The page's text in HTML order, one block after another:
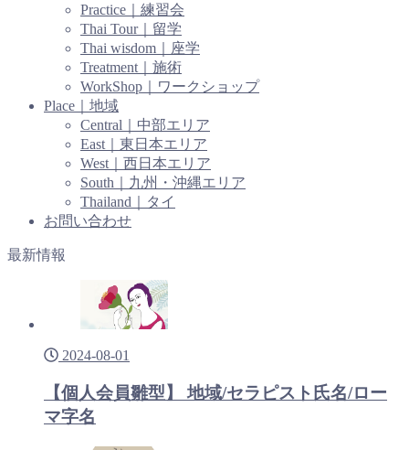
Practice｜練習会
Thai Tour｜留学
Thai wisdom｜座学
Treatment｜施術
WorkShop｜ワークショップ
Place｜地域
Central｜中部エリア
East｜東日本エリア
West｜西日本エリア
South｜九州・沖縄エリア
Thailand｜タイ
お問い合わせ
最新情報
2024-08-01
【個人会員雛型】 地域/セラピスト氏名/ロー
マ字名